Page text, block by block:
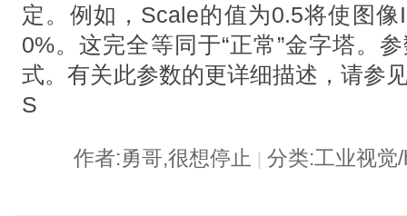
定。例如，Scale的值为0.5将使图
0%。这完全等同于“正常”金字塔。
式。有关此参数的更详细描述，请参
S
作者:勇哥,很想停止 | 分类:工业视